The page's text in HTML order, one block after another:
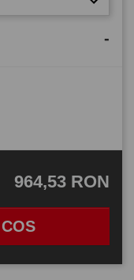
-
964,53 RON